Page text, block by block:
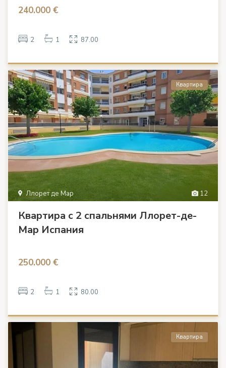
240.000 €
2 1 87.00
12
Ллорет де Мар
Квартира
Квартира с 2 спальнями Ллорет-де-
Мар Испания
250.000 €
2 1 80.00
Квартира